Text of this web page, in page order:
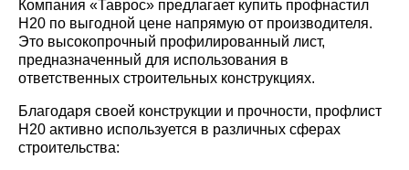
Компания «Таврос» предлагает купить профнастил
Н20 по выгодной цене напрямую от производителя.
Это высокопрочный профилированный лист,
предназначенный для использования в
ответственных строительных конструкциях.
Благодаря своей конструкции и прочности, профлист
Н20 активно используется в различных сферах
строительства: